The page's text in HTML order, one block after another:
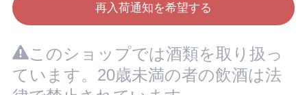
再入荷通知を希望する
このショップでは酒類を取り扱っ
ています。20歳未満の者の飲酒は法